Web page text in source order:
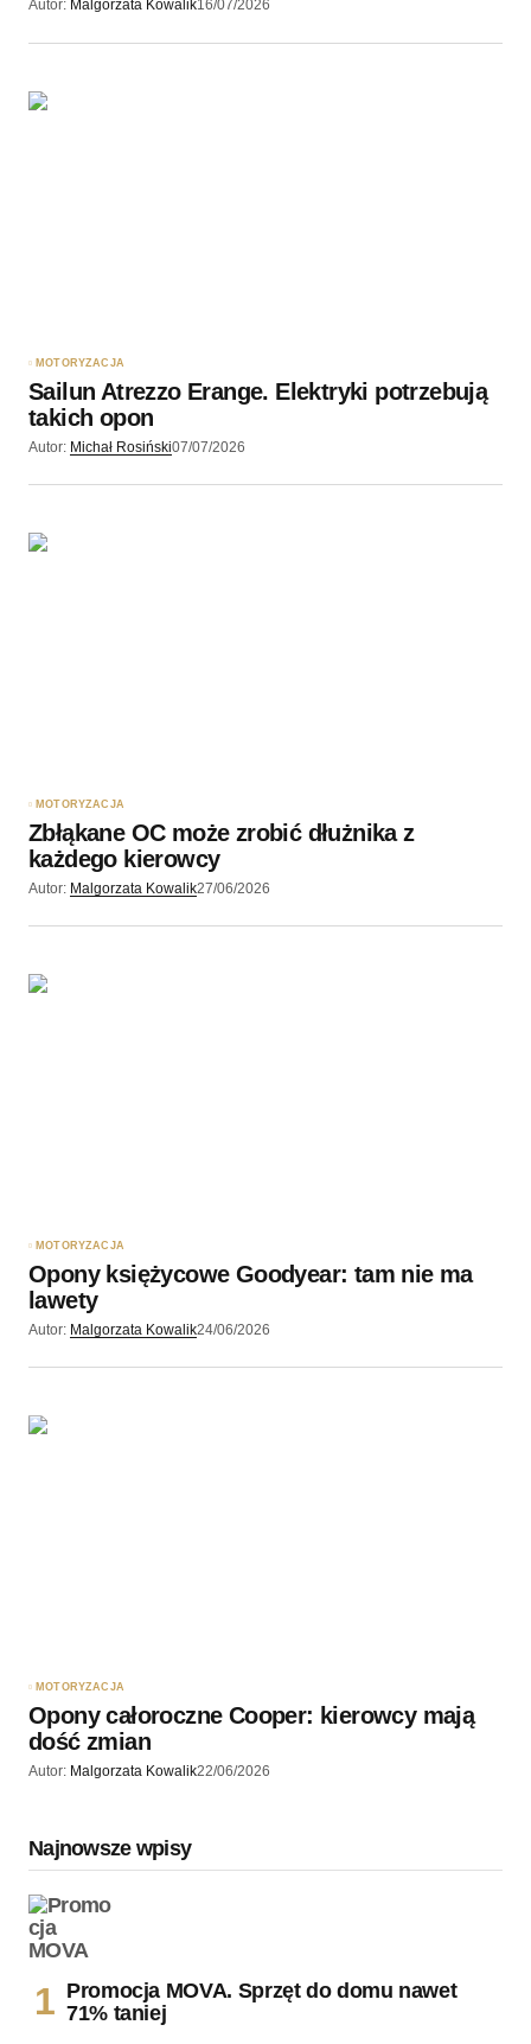
Autor: Malgorzata Kowalik16/07/2026
MOTORYZACJA
Sailun Atrezzo Erange. Elektryki potrzebują
takich opon
Autor: Michał Rosiński07/07/2026
MOTORYZACJA
Zbłąkane OC może zrobić dłużnika z
każdego kierowcy
Autor: Malgorzata Kowalik27/06/2026
MOTORYZACJA
Opony księżycowe Goodyear: tam nie ma
lawety
Autor: Malgorzata Kowalik24/06/2026
MOTORYZACJA
Opony całoroczne Cooper: kierowcy mają
dość zmian
Autor: Malgorzata Kowalik22/06/2026
Najnowsze wpisy
Promocja MOVA. Sprzęt do domu nawet
71% taniej